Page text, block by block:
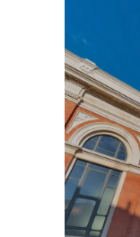
A poche
sorge il
un